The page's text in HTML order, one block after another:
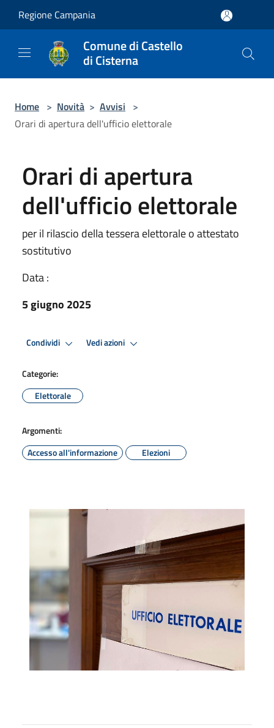
Regione Campania
Comune di Castello
di Cisterna
Home > Novità > Avvisi >
Orari di apertura dell'ufficio elettorale
Orari di apertura
dell'ufficio elettorale
per il rilascio della tessera elettorale o attestato
sostitutivo
Data :
5 giugno 2025
Condividi Vedi azioni
Categorie:
Elettorale
Argomenti:
Accesso all'informazione
Elezioni